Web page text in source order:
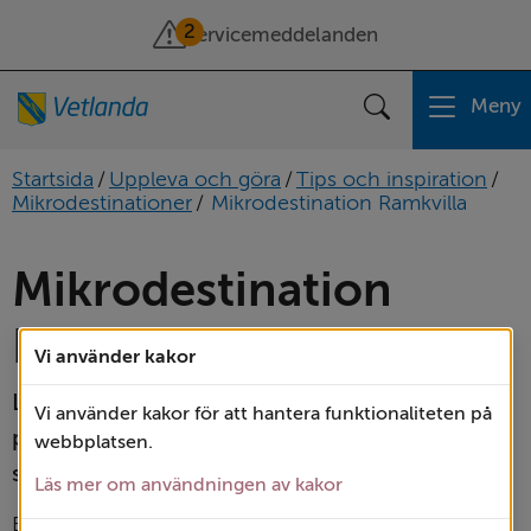
Vi använder kakor
Vi använder kakor för att hantera funktionaliteten på
webbplatsen.
Läs mer om användningen av kakor
2
Servicemeddelanden
Sök Meny
Startsida / Uppleva och göra / Tips och inspiration /
Mikrodestinationer / Mikrodestination Ramkvilla
Mikrodestination
Ramkvilla
Levande landsbygd, blomstrande natur och
påhittiga aktiviteter. I Ramkvilla möter du
sommaren när den är som bäst.
Ett par kilometer utanför bygden hittar du Ramoa